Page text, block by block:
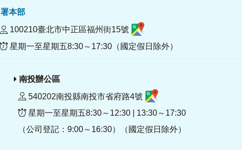
署本部
100210臺北市中正區福州街15號
星期一至星期五8:30～17:30（國定假日除外）
南投辦公區
540202南投縣南投市省府路4號
星期一至星期五8:30～12:30 | 13:30～17:30
（公司登記：9:00～16:30）（國定假日除外）